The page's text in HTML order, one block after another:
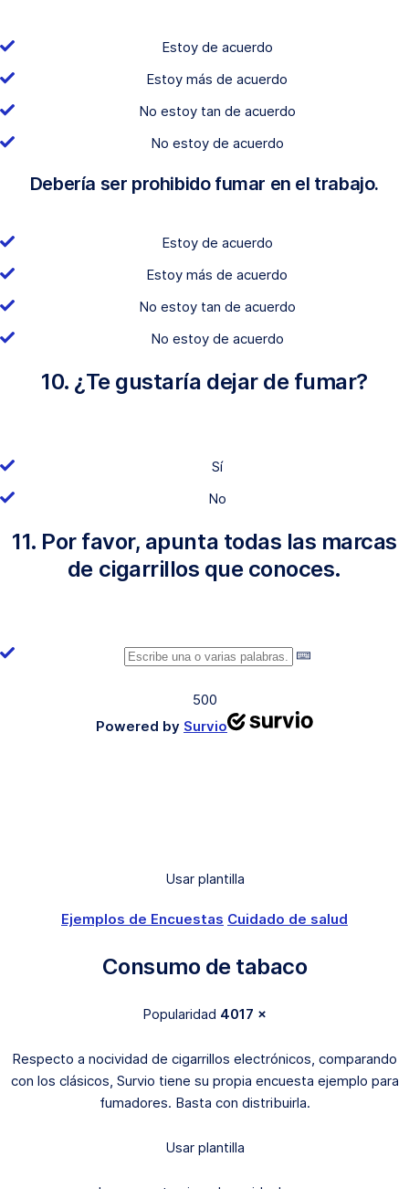
Estoy de acuerdo
Estoy más de acuerdo
No estoy tan de acuerdo
No estoy de acuerdo
Debería ser prohibido fumar en el trabajo.
Estoy de acuerdo
Estoy más de acuerdo
No estoy tan de acuerdo
No estoy de acuerdo
10. ¿Te gustaría dejar de fumar?
Sí
No
11. Por favor, apunta todas las marcas
de cigarrillos que conoces.
500
Powered by Survio
Usar plantilla
Ejemplos de Encuestas Cuidado de salud
Consumo de tabaco
Popularidad 4017 ×
Respecto a nocividad de cigarrillos electrónicos, comparando
con los clásicos, Survio tiene su propia encuesta ejemplo para
fumadores. Basta con distribuirla.
Usar plantilla